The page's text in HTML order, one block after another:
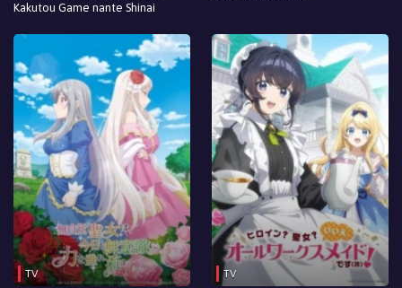
Kakutou Game nante Shinai
TV TV